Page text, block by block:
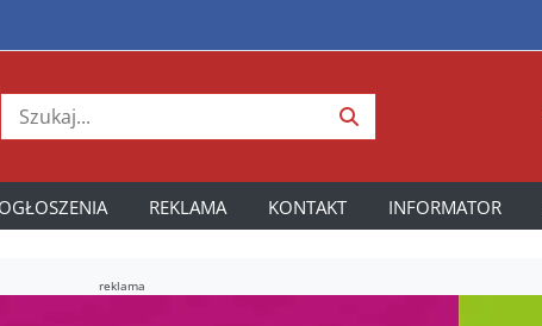
OGŁOSZENIA REKLAMA KONTAKT INFORMATOR
reklama